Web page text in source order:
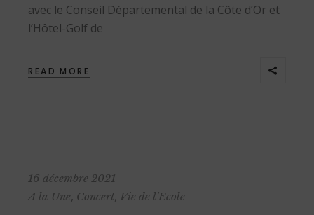
avec le Conseil Départemental de la Côte d’Or et
l’Hôtel-Golf de
READ MORE
16 décembre 2021
A la Une, Concert, Vie de l'Ecole